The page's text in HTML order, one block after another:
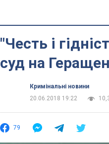
"Честь і
суд на
Кримінальні новини
20.06.2018 19:22
79